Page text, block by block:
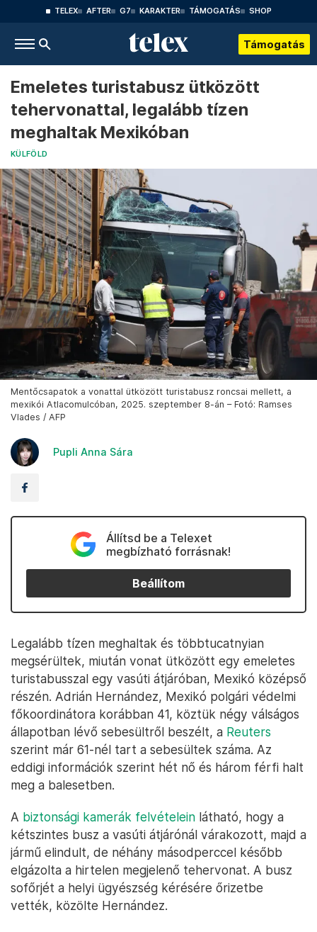
TELEX AFTER G7 KARAKTER TÁMOGATÁS SHOP
Támogatás
Emeletes turistabusz ütközött
tehervonattal, legalább tízen
meghaltak Mexikóban
KÜLFÖLD
Mentőcsapatok a vonattal ütközött turistabusz roncsai mellett, a
mexikói Atlacomulcóban, 2025. szeptember 8-án – Fotó: Ramses
Vlades / AFP
Pupli Anna Sára
Állítsd be a Telexet
megbízható forrásnak!
Beállítom
Legalább tízen meghaltak és többtucatnyian
megsérültek, miután vonat ütközött egy emeletes
turistabusszal egy vasúti átjáróban, Mexikó középső
részén. Adrián Hernández, Mexikó polgári védelmi
főkoordinátora korábban 41, köztük négy válságos
állapotban lévő sebesültről beszélt, a Reuters
szerint már 61-nél tart a sebesültek száma. Az
eddigi információk szerint hét nő és három férfi halt
meg a balesetben.
A biztonsági kamerák felvételein látható, hogy a
kétszintes busz a vasúti átjárónál várakozott, majd a
jármű elindult, de néhány másodperccel később
elgázolta a hirtelen megjelenő tehervonat. A busz
sofőrjét a helyi ügyészség kérésére őrizetbe
vették, közölte Hernández.